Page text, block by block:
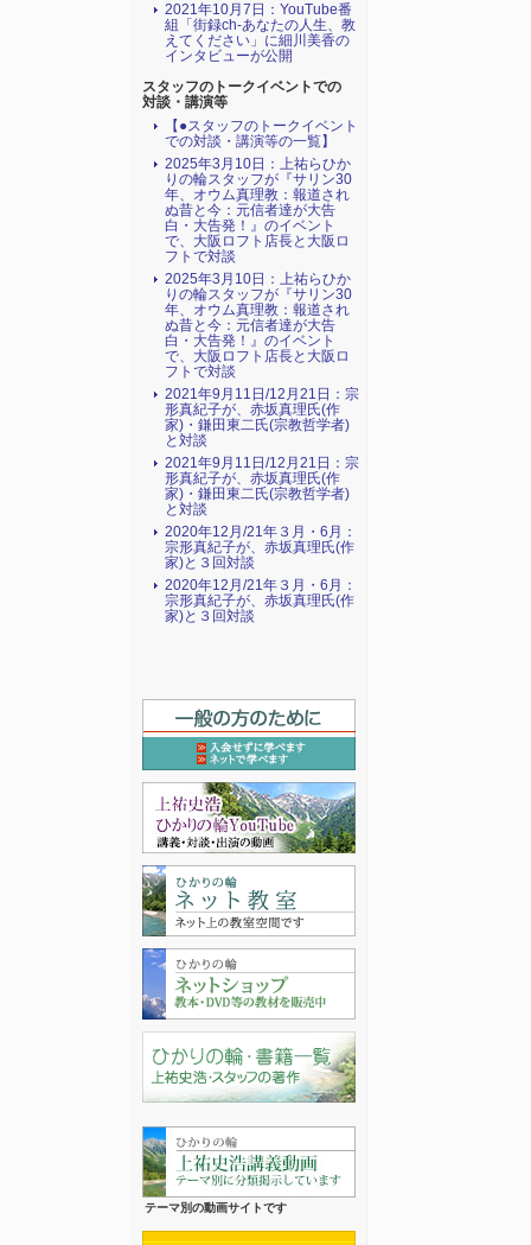
2021年10月7日：YouTube番
組「街録ch-あなたの人生、教
えてください」に細川美香の
インタビューが公開
スタッフのトークイベントでの
対談・講演等
【●スタッフのトークイベント
での対談・講演等の一覧】
2025年3月10日：上祐らひか
りの輪スタッフが『サリン30
年、オウム真理教：報道され
ぬ昔と今：元信者達が大告
白・大告発！』のイベント
で、大阪ロフト店長と大阪ロ
フトで対談
2025年3月10日：上祐らひか
りの輪スタッフが『サリン30
年、オウム真理教：報道され
ぬ昔と今：元信者達が大告
白・大告発！』のイベント
で、大阪ロフト店長と大阪ロ
フトで対談
2021年9月11日/12月21日：宗
形真紀子が、赤坂真理氏(作
家)・鎌田東二氏(宗教哲学者)
と対談
2021年9月11日/12月21日：宗
形真紀子が、赤坂真理氏(作
家)・鎌田東二氏(宗教哲学者)
と対談
2020年12月/21年３月・6月：
宗形真紀子が、赤坂真理氏(作
家)と３回対談
2020年12月/21年３月・6月：
宗形真紀子が、赤坂真理氏(作
家)と３回対談
テーマ別の動画サイトです